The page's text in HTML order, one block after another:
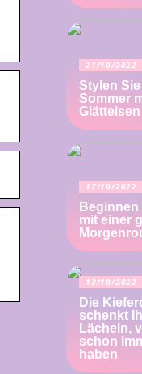
21/10/2022
Stylen
Sommer
Glätteisen
17/10/2022
Beginnen
mit einer
13/10/2022
Die
schenkt
Lächeln,
schon
haben